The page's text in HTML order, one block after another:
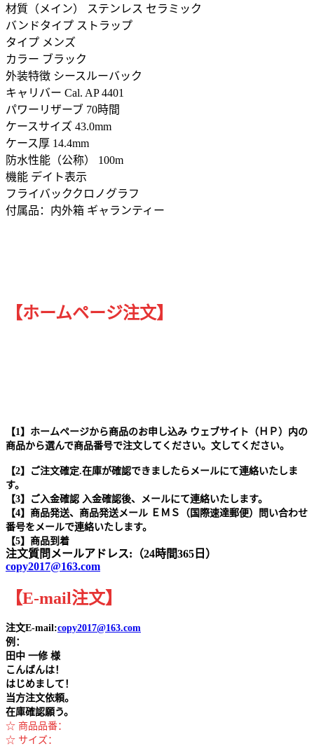
材質（メイン） ステンレス セラミック
バンドタイプ ストラップ
タイプ メンズ
カラー ブラック
外装特徴 シースルーバック
キャリバー Cal. AP 4401
パワーリザーブ 70時間
ケースサイズ 43.0mm
ケース厚 14.4mm
防水性能（公称） 100m
機能 デイト表示
フライバッククロノグラフ
付属品：内外箱 ギャランティー
【ホームページ注文】
【1】ホームページから商品のお申し込み ウェブサイト（ＨＰ）内の
商品から選んで商品番号で注文してください。文してください。
【2】ご注文確定.在庫が確認できましたらメールにて連絡いたしま
す。
【3】ご入金確認 入金確認後、メールにて連絡いたします。
【4】商品発送、商品発送メール ＥＭＳ（国際速達郵便）問い合わせ
番号をメールで連絡いたします。
【5】商品到着
注文質問メールアドレス:（24時間365日）
copy2017@163.com
【E-mail注文】
注文E-mail:copy2017@163.com
例：
田中 一修 様
こんばんは！
はじめまして！
当方注文依頼。
在庫確認願う。
☆ 商品品番：
☆ サイズ：